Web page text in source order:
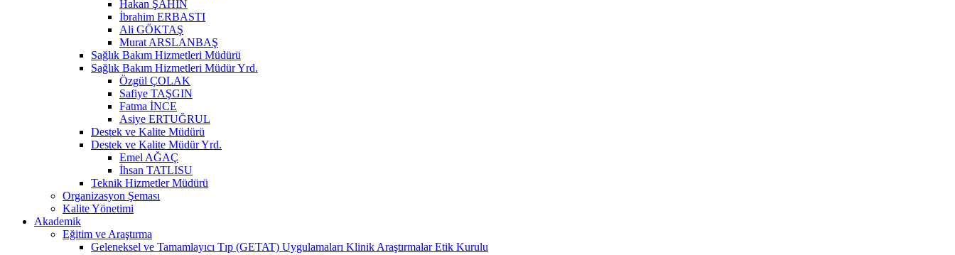
Hakan ŞAHİN
İbrahim ERBASTI
Ali GÖKTAŞ
Murat ARSLANBAŞ
Sağlık Bakım Hizmetleri Müdürü
Sağlık Bakım Hizmetleri Müdür Yrd.
Özgül ÇOLAK
Safiye TAŞGIN
Fatma İNCE
Asiye ERTUĞRUL
Destek ve Kalite Müdürü
Destek ve Kalite Müdür Yrd.
Emel AĞAÇ
İhsan TATLISU
Teknik Hizmetler Müdürü
Organizasyon Şeması
Kalite Yönetimi
Akademik
Eğitim ve Araştırma
Geleneksel ve Tamamlayıcı Tıp (GETAT) Uygulamaları Klinik Araştırmalar Etik Kurulu